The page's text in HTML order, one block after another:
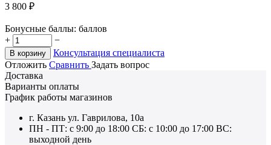
3 800 ₽
Бонусные баллы: баллов
+
−
В корзину
Консультация специалиста
Отложить Сравнить Задать вопрос
Доставка
Варианты оплаты
График работы магазинов
г. Казань ул. Гаврилова, 10а
ПН - ПТ: с 9:00 до 18:00 СБ: с 10:00 до 17:00 ВС:
выходной день